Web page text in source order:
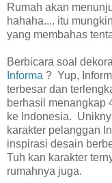
Rumah akan
hahaha.... itu
yang membahas
Berbicara soal
Informa ? Yup,
terbesar dan
berhasil menangkap
ke Indonesia.
karakter pelanggan
inspirasi desain
Tuh kan karakter
rumahnya juga.